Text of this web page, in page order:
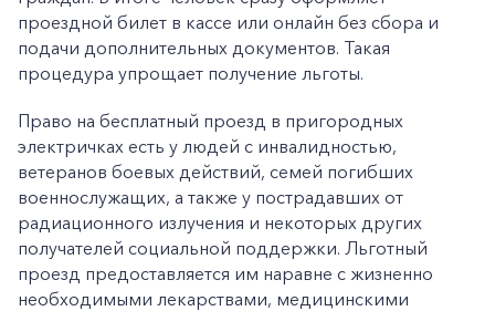
проездной билет в кассе или онлайн без сбора и
подачи дополнительных документов. Такая
процедура упрощает получение льготы.
Право на бесплатный проезд в пригородных
электричках есть у людей с инвалидностью,
ветеранов боевых действий, семей погибших
военнослужащих, а также у пострадавших от
радиационного излучения и некоторых других
получателей социальной поддержки. Льготный
проезд предоставляется им наравне с жизненно
необходимыми лекарствами, медицинскими